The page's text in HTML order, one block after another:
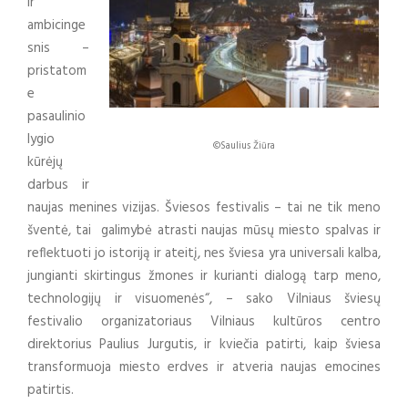
©Saulius Žiūra
ambicinge
snis –
pristatom
e
pasaulinio
lygio
kūrėjų
darbus ir
naujas menines vizijas. Šviesos festivalis – tai ne tik meno
šventė, tai galimybė atrasti naujas mūsų miesto spalvas ir
reflektuoti jo istoriją ir ateitį, nes šviesa yra universali kalba,
jungianti skirtingus žmones ir kurianti dialogą tarp meno,
technologijų ir visuomenės“, – sako Vilniaus šviesų
festivalio organizatoriaus Vilniaus kultūros centro
direktorius Paulius Jurgutis, ir kviečia patirti, kaip šviesa
transformuoja miesto erdves ir atveria naujas emocines
patirtis.